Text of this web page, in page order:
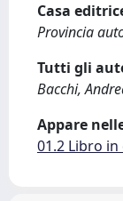
Casa
Provincia
Tutti gli
Bacchi,
Appare
01.2 Libro